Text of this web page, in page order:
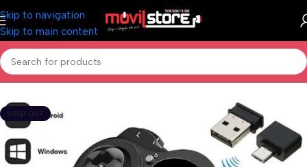
Skip to navigation
Skip to main content
Inicio/Gamer/Joystick
SOLD OUT